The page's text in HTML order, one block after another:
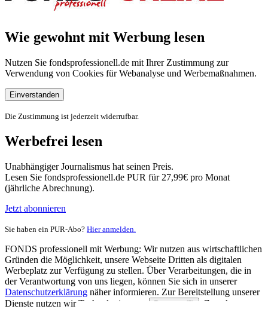
Wie gewohnt mit Werbung lesen
Nutzen Sie fondsprofessionell.de mit Ihrer Zustimmung zur
Verwendung von Cookies für Webanalyse und Werbemaßnahmen.
Einverstanden
Die Zustimmung ist jederzeit widerrufbar.
Werbefrei lesen
Unabhängiger Journalismus hat seinen Preis.
Lesen Sie fondsprofessionell.de PUR für 27,99€ pro Monat
(jährliche Abrechnung).
Jetzt abonnieren
Sie haben ein PUR-Abo? Hier anmelden.
FONDS professionell mit Werbung: Wir nutzen aus wirtschaftlichen
Gründen die Möglichkeit, unsere Webseite Dritten als digitalen
Werbeplatz zur Verfügung zu stellen. Über Verarbeitungen, die in
der Verantwortung von uns liegen, können Sie sich in unserer
Datenschutzerklärung näher informieren. Zur Bereitstellung unserer
Dienste nutzen wir Technologien von
Partnern (5)
. Zwecke: